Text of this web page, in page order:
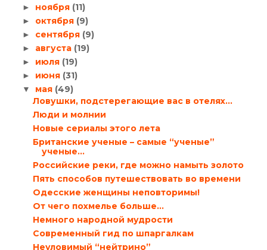
► ноября (11)
► октября (9)
► сентября (9)
► августа (19)
► июля (19)
► июня (31)
▼ мая (49)
Ловушки, подстерегающие вас в отелях…
Люди и молнии
Новые сериалы этого лета
Британские ученые – самые “ученые”
ученые…
Российские реки, где можно намыть золото
Пять способов путешествовать во времени
Одесские женщины неповторимы!
От чего похмелье больше…
Немного народной мудрости
Современный гид по шпаргалкам
Неуловимый “нейтрино”